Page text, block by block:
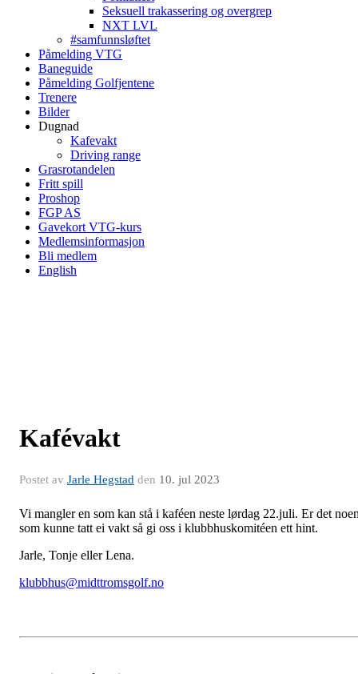
Seksuell trakassering og overgrep
NXT LVL
#samfunnsløftet
Påmelding VTG
Baneguide
Påmelding Golfjentene
Trenere
Bilder
Dugnad
Kafevakt
Driving range
Grasrotandelen
Fritt spill
Proshop
FGP AS
Gavekort VTG-kurs
Medlemsinformasjon
Bli medlem
English
Kafévakt
Postet av Jarle Hegstad den 10. jul 2023
Vi mangler en som kan stå i kaféen neste lørdag 22.juli. Er det
som kunne tatt ei vakt så gi oss i klubbhuskomitéen ett hint.
Jarle, Tonje eller Lena.
klubbhus@midttromsgolf.no